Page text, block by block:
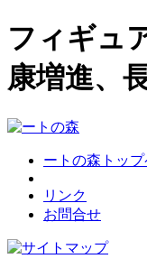
フィギュ
康増進、
ートの森トッ
リンク
お問合せ